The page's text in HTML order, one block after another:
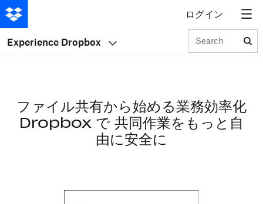
ログイン
Experience Dropbox Search
ファイル共有から始める業務効率化
Dropbox で 共同作業をもっと自
由に安全に